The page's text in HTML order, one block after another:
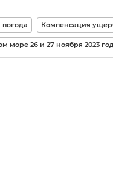
Компенсация
море 26 и 27 ноября 2023